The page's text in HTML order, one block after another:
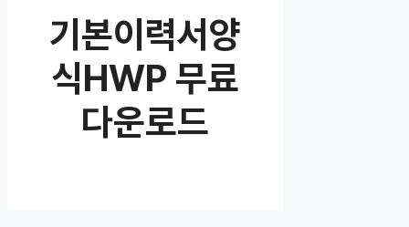
기본이력서양
식HWP 무료
다운로드